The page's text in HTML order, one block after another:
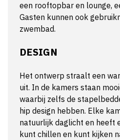
een rooftopbar en lounge,
Gasten kunnen ook
zwembad.
DESIGN
Het ontwerp straalt een
uit. In de kamers staan
waarbij zelfs de
hip design hebben. Elke
natuurlijk daglicht en heeft
kunt chillen en kunt kijken